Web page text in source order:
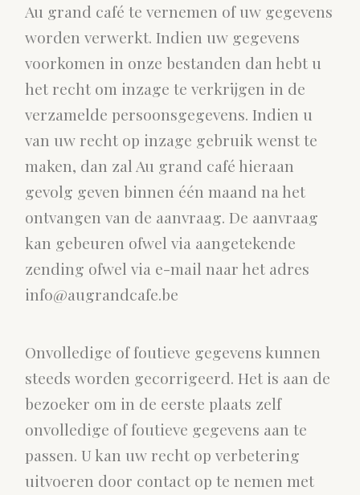
Au grand café te vernemen of uw gegevens
worden verwerkt. Indien uw gegevens
voorkomen in onze bestanden dan hebt u
het recht om inzage te verkrijgen in de
verzamelde persoonsgegevens. Indien u
van uw recht op inzage gebruik wenst te
maken, dan zal Au grand café hieraan
gevolg geven binnen één maand na het
ontvangen van de aanvraag. De aanvraag
kan gebeuren ofwel via aangetekende
zending ofwel via e-mail naar het adres
info@augrandcafe.be
Onvolledige of foutieve gegevens kunnen
steeds worden gecorrigeerd. Het is aan de
bezoeker om in de eerste plaats zelf
onvolledige of foutieve gegevens aan te
passen. U kan uw recht op verbetering
uitvoeren door contact op te nemen met